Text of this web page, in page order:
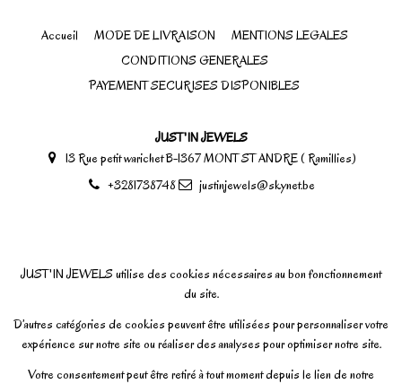
Accueil MODE DE LIVRAISON
MENTIONS LEGALES
CONDITIONS GENERALES
PAYEMENT SECURISES DISPONIBLES
JUST'IN JEWELS
13 Rue petit warichet B-1367 MONT ST ANDRE ( Ramillies)
+3281738748
justinjewels@skynet.be
JUST'IN JEWELS utilise des cookies nécessaires au bon fonctionnement
du site.
D’autres catégories de cookies peuvent être utilisées pour personnaliser votre
expérience sur notre site ou réaliser des analyses pour optimiser notre site.
Votre consentement peut être retiré à tout moment depuis le lien de notre